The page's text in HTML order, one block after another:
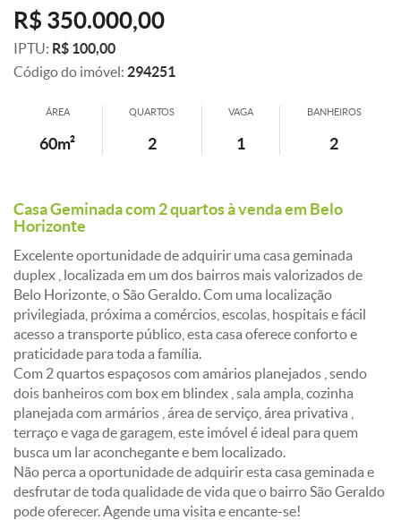
R$ 350.000,00
IPTU: R$ 100,00
Código do imóvel: 294251
ÁREA
60m²
QUARTOS
2
VAGA
1
BANHEIROS
2
Casa Geminada com 2 quartos à venda em Belo
Horizonte
Excelente oportunidade de adquirir uma casa geminada
duplex , localizada em um dos bairros mais valorizados de
Belo Horizonte, o São Geraldo. Com uma localização
privilegiada, próxima a comércios, escolas, hospitais e fácil
acesso a transporte público, esta casa oferece conforto e
praticidade para toda a família.
Com 2 quartos espaçosos com amários planejados , sendo
dois banheiros com box em blindex , sala ampla, cozinha
planejada com armários , área de serviço, área privativa ,
terraço e vaga de garagem, este imóvel é ideal para quem
busca um lar aconchegante e bem localizado.
Não perca a oportunidade de adquirir esta casa geminada e
desfrutar de toda qualidade de vida que o bairro São Geraldo
pode oferecer. Agende uma visita e encante-se!